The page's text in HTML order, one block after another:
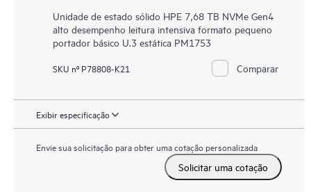
Unidade de estado sólido HPE 7,68 TB NVMe Gen4
alto desempenho leitura intensiva formato pequeno
portador básico U.3 estática PM1753
SKU nº P78808-K21 Comparar
Exibir especificação
Envie sua solicitação para obter uma cotação personalizada
Solicitar uma cotação